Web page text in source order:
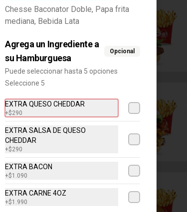
Baconaisse Doble
Doble, Papa Frita
Bebida lata, Cup Salsa
Cheddar Lovers, Papas
Bebida lata.
Cheddar Melt
Chesse Baconator Doble, Papa frita
mediana, Bebida Lata
Agrega un Ingrediente a
su Hamburguesa
Opcional
Puede seleccionar hasta 5 opciones
Seleccione 5
EXTRA QUESO CHEDDAR
+$290
EXTRA SALSA DE QUESO
CHEDDAR
+$290
EXTRA BACON
+$1.090
EXTRA CARNE 4OZ
+$1.990